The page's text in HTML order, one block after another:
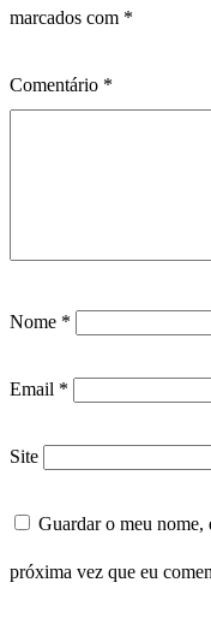
marcados com *
Comentário *
Nome *
Email *
Site
Guardar o meu nome,
próxima vez que eu